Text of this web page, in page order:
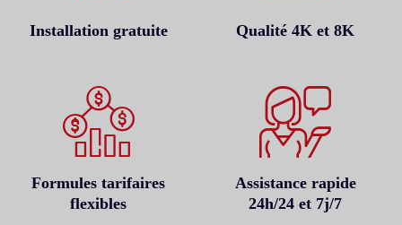
Installation gratuite Qualité 4K et 8K
Formules tarifaires
flexibles
Assistance rapide
24h/24 et 7j/7